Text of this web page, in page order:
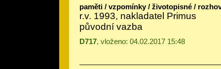
paměti / vzpomínky / životopisné /
r.v. 1993, nakladatel Primus
původní vazba
D717, vloženo: 04.02.2017 15:48